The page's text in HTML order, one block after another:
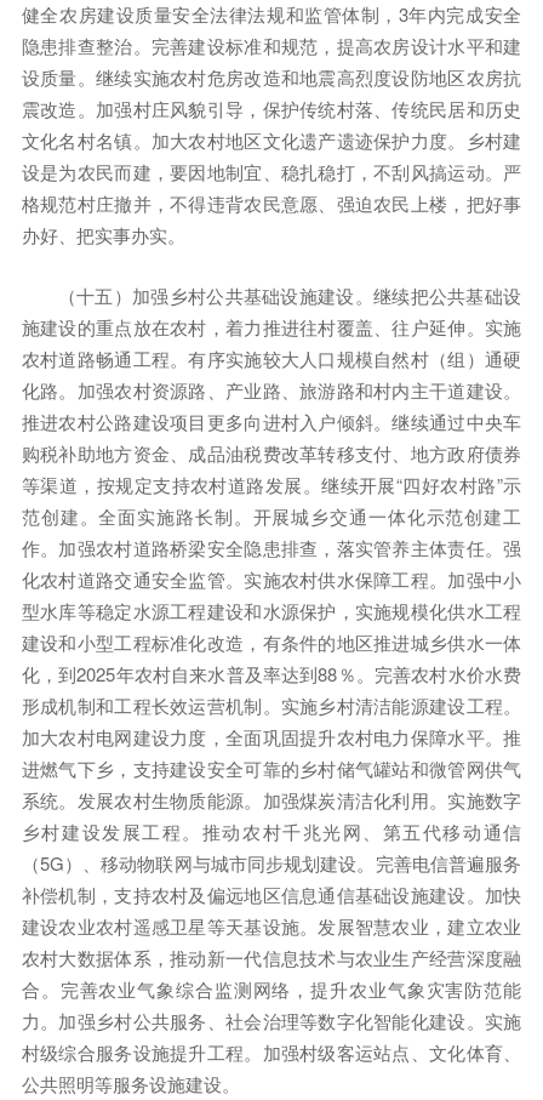
健全农房建设质量安全法律法规和监管体制，3年内完成安全
隐患排查整治。完善建设标准和规范，提高农房设计水平和建
设质量。继续实施农村危房改造和地震高烈度设防地区农房抗
震改造。加强村庄风貌引导，保护传统村落、传统民居和历史
文化名村名镇。加大农村地区文化遗产遗迹保护力度。乡村建
设是为农民而建，要因地制宜、稳扎稳打，不刮风搞运动。严
格规范村庄撤并，不得违背农民意愿、强迫农民上楼，把好事
办好、把实事办实。
（十五）加强乡村公共基础设施建设。继续把公共基础设
施建设的重点放在农村，着力推进往村覆盖、往户延伸。实施
农村道路畅通工程。有序实施较大人口规模自然村（组）通硬
化路。加强农村资源路、产业路、旅游路和村内主干道建设。
推进农村公路建设项目更多向进村入户倾斜。继续通过中央车
购税补助地方资金、成品油税费改革转移支付、地方政府债券
等渠道，按规定支持农村道路发展。继续开展“四好农村路”示
范创建。全面实施路长制。开展城乡交通一体化示范创建工
作。加强农村道路桥梁安全隐患排查，落实管养主体责任。强
化农村道路交通安全监管。实施农村供水保障工程。加强中小
型水库等稳定水源工程建设和水源保护，实施规模化供水工程
建设和小型工程标准化改造，有条件的地区推进城乡供水一体
化，到2025年农村自来水普及率达到88％。完善农村水价水费
形成机制和工程长效运营机制。实施乡村清洁能源建设工程。
加大农村电网建设力度，全面巩固提升农村电力保障水平。推
进燃气下乡，支持建设安全可靠的乡村储气罐站和微管网供气
系统。发展农村生物质能源。加强煤炭清洁化利用。实施数字
乡村建设发展工程。推动农村千兆光网、第五代移动通信
（5G）、移动物联网与城市同步规划建设。完善电信普遍服务
补偿机制，支持农村及偏远地区信息通信基础设施建设。加快
建设农业农村遥感卫星等天基设施。发展智慧农业，建立农业
农村大数据体系，推动新一代信息技术与农业生产经营深度融
合。完善农业气象综合监测网络，提升农业气象灾害防范能
力。加强乡村公共服务、社会治理等数字化智能化建设。实施
村级综合服务设施提升工程。加强村级客运站点、文化体育、
公共照明等服务设施建设。